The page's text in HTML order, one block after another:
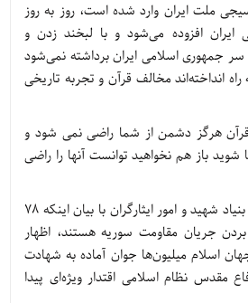
ملت ایران وارد شده است، روز به روز
ایران افزوده می‌شود و با لبخند زدن و
جمهوری اسلامی ایران برداشته نمی‌شود
انداخته‌اند مخالف قرآن و تجربه تاریخی
هرگز دشمن از شما راضی نمی شود و
شوید باز هم نخواهید توانست آنها را راضی
نماینده سابق ولی فقیه در بنیاد شهید و امور ایثارگران با بیان اینکه ۷۸
جریان مقاومت سوریه هستند، اظهار
اسلام میلیون‌ها جوان آماده به شهادت
مقدس نظام اسلامی اقتدار ویژه‌ای پیدا